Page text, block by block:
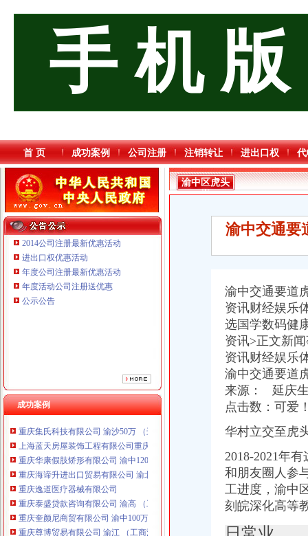
手 机 版
首 页 成功案例 公司注册 注销转让 进出口权
2014公司注册最新优惠活动
进出口权优惠活动
年度公司注册最新优惠活动
年度活动公司注册送优惠
公示公告
成功案例
重庆海谛升进出口贸易有限公司 渝北100万 （进出口权）
重庆市罗云科技有限公司 渝北 工商注册
重庆晒微科技有限公司 渝南3万 （工商注册）
重庆欧氏科技发展有限公司 渝九50万 （进出口权）
上海蓝天房屋装饰工程有限公司重庆分公司 渝北 （工商注册）
重庆华康假肢矫形有限公司 渝中120万 （增资）
重庆海谛升进出口贸易有限公司 渝北100万 （进出口权）
重庆逸道医疗器械有限公司
重庆泰盛贷款咨询有限公司 渝高 （工商注册）
重庆奎颜尼商贸有限公司 渝中100万 （工商注册）
重庆尊博贸易有限公司 渝江 （工商注册）
渝中区虎头
岩
渝中交通要
渝中交通要道
资讯财经娱乐
选国学数码健
资讯>正文新
资讯财经娱乐
渝中交通要道
来源： 延庆
点击数：可爱
华村立交至虎
2018-2021年
和朋友圈人参
工进度，渝中
刻皖深化高等